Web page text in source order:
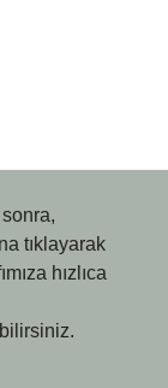
tıklayarak
hızlıca